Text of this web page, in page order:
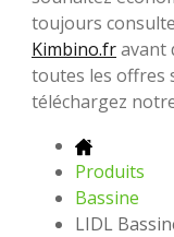
toujours
Kimbino.fravant
toutes les offres
téléchargez
Produits
Bassine
LIDL